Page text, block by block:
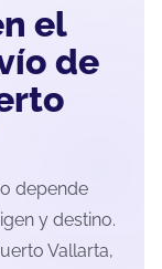
el
de
depende
y destino.
Vallarta,